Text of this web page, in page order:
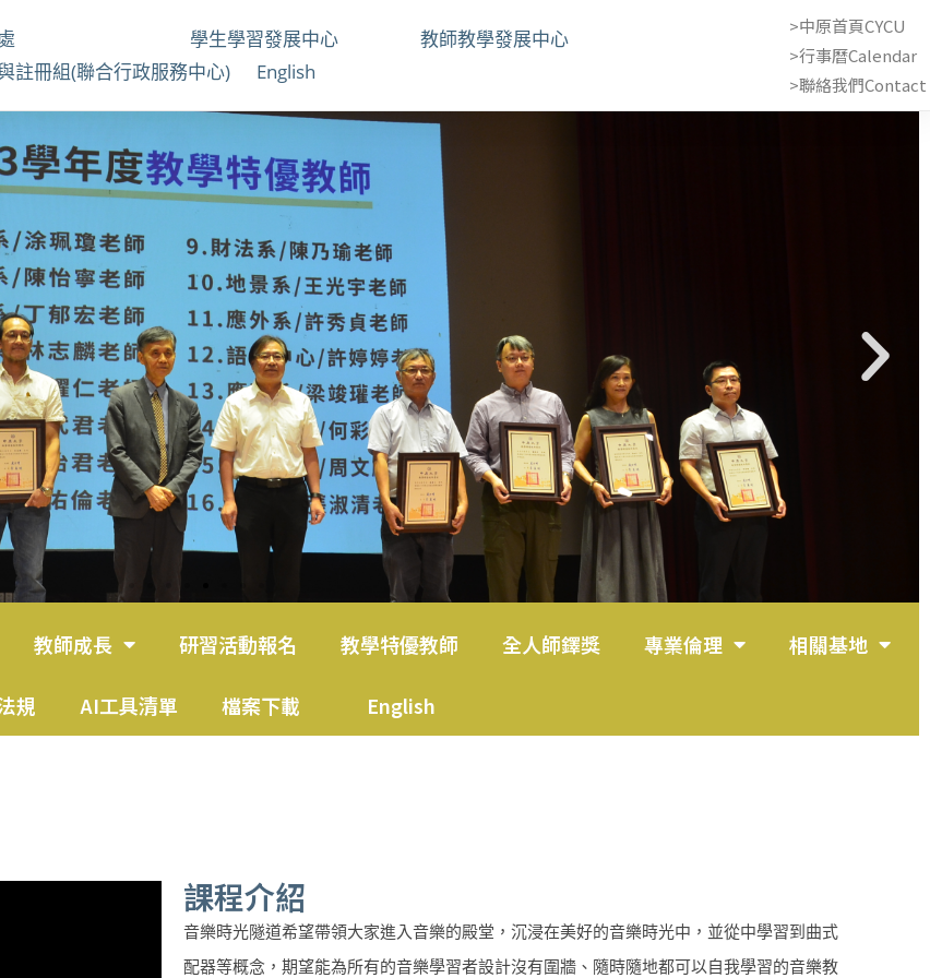
務處 學生學習發展中心
教師教學發展中心
註冊組(聯合行政服務中心)
English
>中原首頁CYCU
>行事曆Calendar
>聯絡我們Contact
教師成長 研習活動報名 教學特優教師 全人師鐸獎 專業倫理 相關基地
規 AI工具清單 檔案下載 English
課程介紹
音樂時光隧道希望帶領大家進入音樂的殿堂，沉浸在美好的音樂時光中，並從中學習到曲式
配器等概念，期望能為所有的音樂學習者設計沒有圍牆、隨時隨地都可以自我學習的音樂教